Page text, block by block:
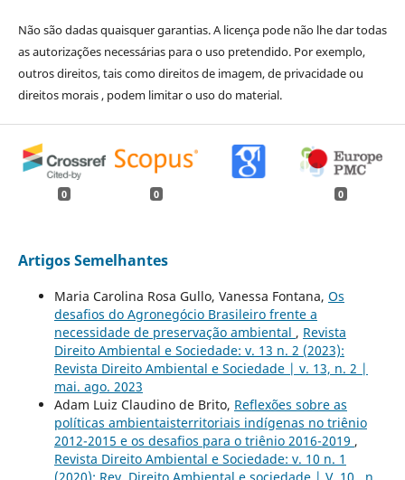
Não são dadas quaisquer garantias. A licença pode não lhe dar todas
as autorizações necessárias para o uso pretendido. Por exemplo,
outros direitos, tais como direitos de imagem, de privacidade ou
direitos morais , podem limitar o uso do material.
0 0 0
Artigos Semelhantes
Maria Carolina Rosa Gullo, Vanessa Fontana, Os
desafios do Agronegócio Brasileiro frente a
necessidade de preservação ambiental , Revista
Direito Ambiental e Sociedade: v. 13 n. 2 (2023):
Revista Direito Ambiental e Sociedade | v. 13, n. 2 |
mai. ago. 2023
Adam Luiz Claudino de Brito, Reflexões sobre as
políticas ambientaisterritoriais indígenas no triênio
2012-2015 e os desafios para o triênio 2016-2019 ,
Revista Direito Ambiental e Sociedade: v. 10 n. 1